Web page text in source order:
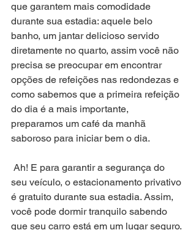
que garantem mais comodidade
durante sua estadia: aquele belo
banho, um jantar delicioso servido
diretamente no quarto, assim você não
precisa se preocupar em encontrar
opções de refeições nas redondezas e
como sabemos que a primeira refeição
do dia é a mais importante,
preparamos um café da manhã
saboroso para iniciar bem o dia.
seu veículo, o estacionamento privativo
é gratuito durante sua estadia. Assim,
você pode dormir tranquilo sabendo
que seu carro está em um lugar seguro.